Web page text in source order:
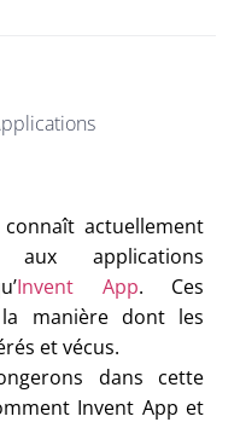
actuellement
applications
Invent App. Ces
manière dont les
et vécus.
dans cette
Invent App et